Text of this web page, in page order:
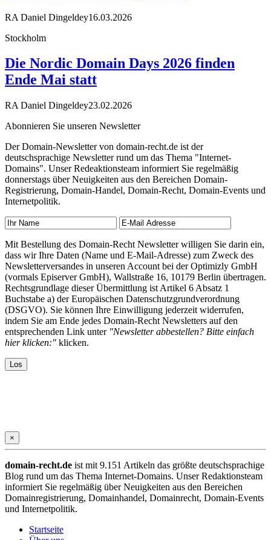
RA Daniel Dingeldey16.03.2026
Stockholm
Die Nordic Domain Days 2026 finden
Ende Mai statt
RA Daniel Dingeldey23.02.2026
Abonnieren Sie unseren Newsletter
Der Domain-Newsletter von domain-recht.de ist der
deutschsprachige Newsletter rund um das Thema "Internet-
Domains". Unser Redeaktionsteam informiert Sie regelmäßig
donnerstags über Neuigkeiten aus den Bereichen Domain-
Registrierung, Domain-Handel, Domain-Recht, Domain-Events und
Internetpolitik.
Mit Bestellung des Domain-Recht Newsletter willigen Sie darin ein,
dass wir Ihre Daten (Name und E-Mail-Adresse) zum Zweck des
Newsletterversandes in unseren Account bei der Optimizly GmbH
(vormals Episerver GmbH), Wallstraße 16, 10179 Berlin übertragen.
Rechtsgrundlage dieser Übermittlung ist Artikel 6 Absatz 1
Buchstabe a) der Europäischen Datenschutzgrundverordnung
(DSGVO). Sie können Ihre Einwilligung jederzeit widerrufen,
indem Sie am Ende jedes Domain-Recht Newsletters auf den
entsprechenden Link unter "Newsletter abbestellen? Bitte einfach
hier klicken:" klicken.
×
domain-recht.de ist mit 9.151 Artikeln das größte deutschsprachige
Blog rund um das Thema Internet-Domains. Unser Redaktionsteam
informiert Sie regelmäßig über Neuigkeiten aus den Bereichen
Domainregistrierung, Domainhandel, Domainrecht, Domain-Events
und Internetpolitik.
Startseite